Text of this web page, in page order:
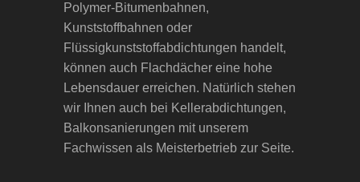
Polymer-Bitumenbahnen,
Kunststoffbahnen oder
Flüssigkunststoffabdichtungen handelt,
können auch Flachdächer eine hohe
Lebensdauer erreichen. Natürlich stehen
wir Ihnen auch bei Kellerabdichtungen,
Balkonsanierungen mit unserem
Fachwissen als Meisterbetrieb zur Seite.